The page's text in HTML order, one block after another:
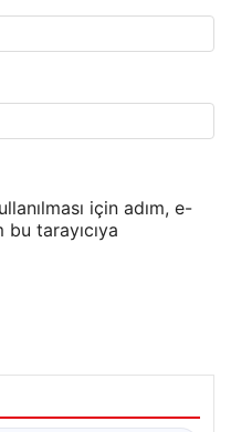
için adım, e-
tarayıcıya